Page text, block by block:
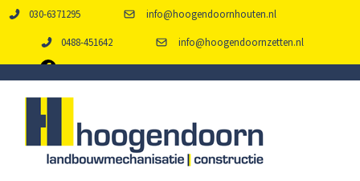
030-6371295 info@hoogendoornhouten.nl
0488-451642 info@hoogendoornzetten.nl